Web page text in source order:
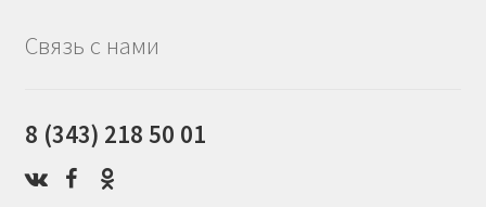
Связь с нами
8 (343) 218 50 01